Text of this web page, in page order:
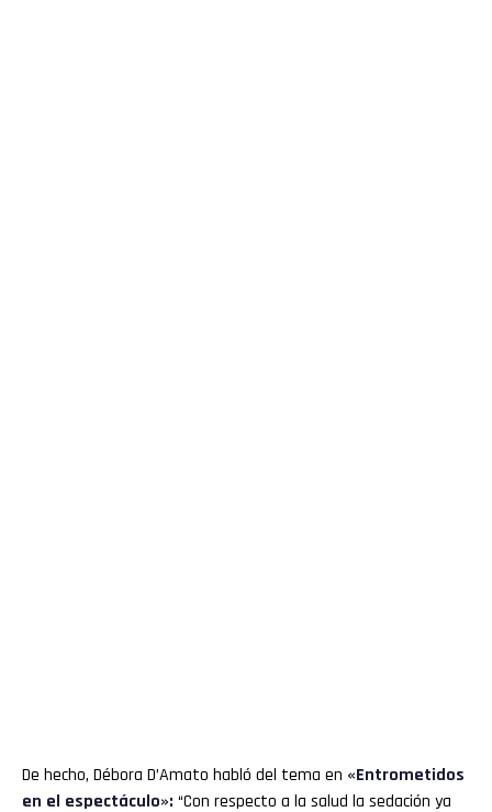
De hecho, Débora D’Amato habló del tema en «Entrometidos
en el espectáculo»: “Con respecto a la salud la sedación ya